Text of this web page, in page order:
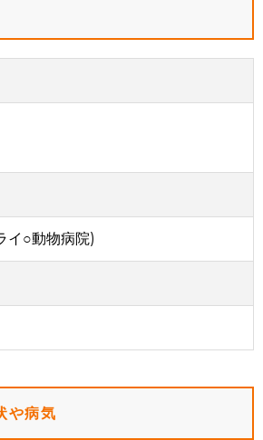
イ○動物病院)
や病気